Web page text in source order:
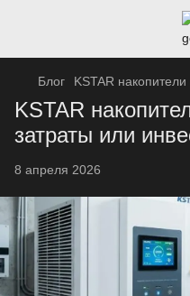
Блог KSTAR
KSTAR
затраты или
8 апреля 2026